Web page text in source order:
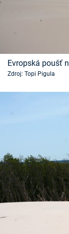
Evropská poušť
Zdroj: Topi Pigula